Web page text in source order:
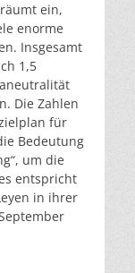
ein,
enorme
Insgesamt
1,5
Die Zahlen
für
Bedeutung
um die
entspricht
in ihrer